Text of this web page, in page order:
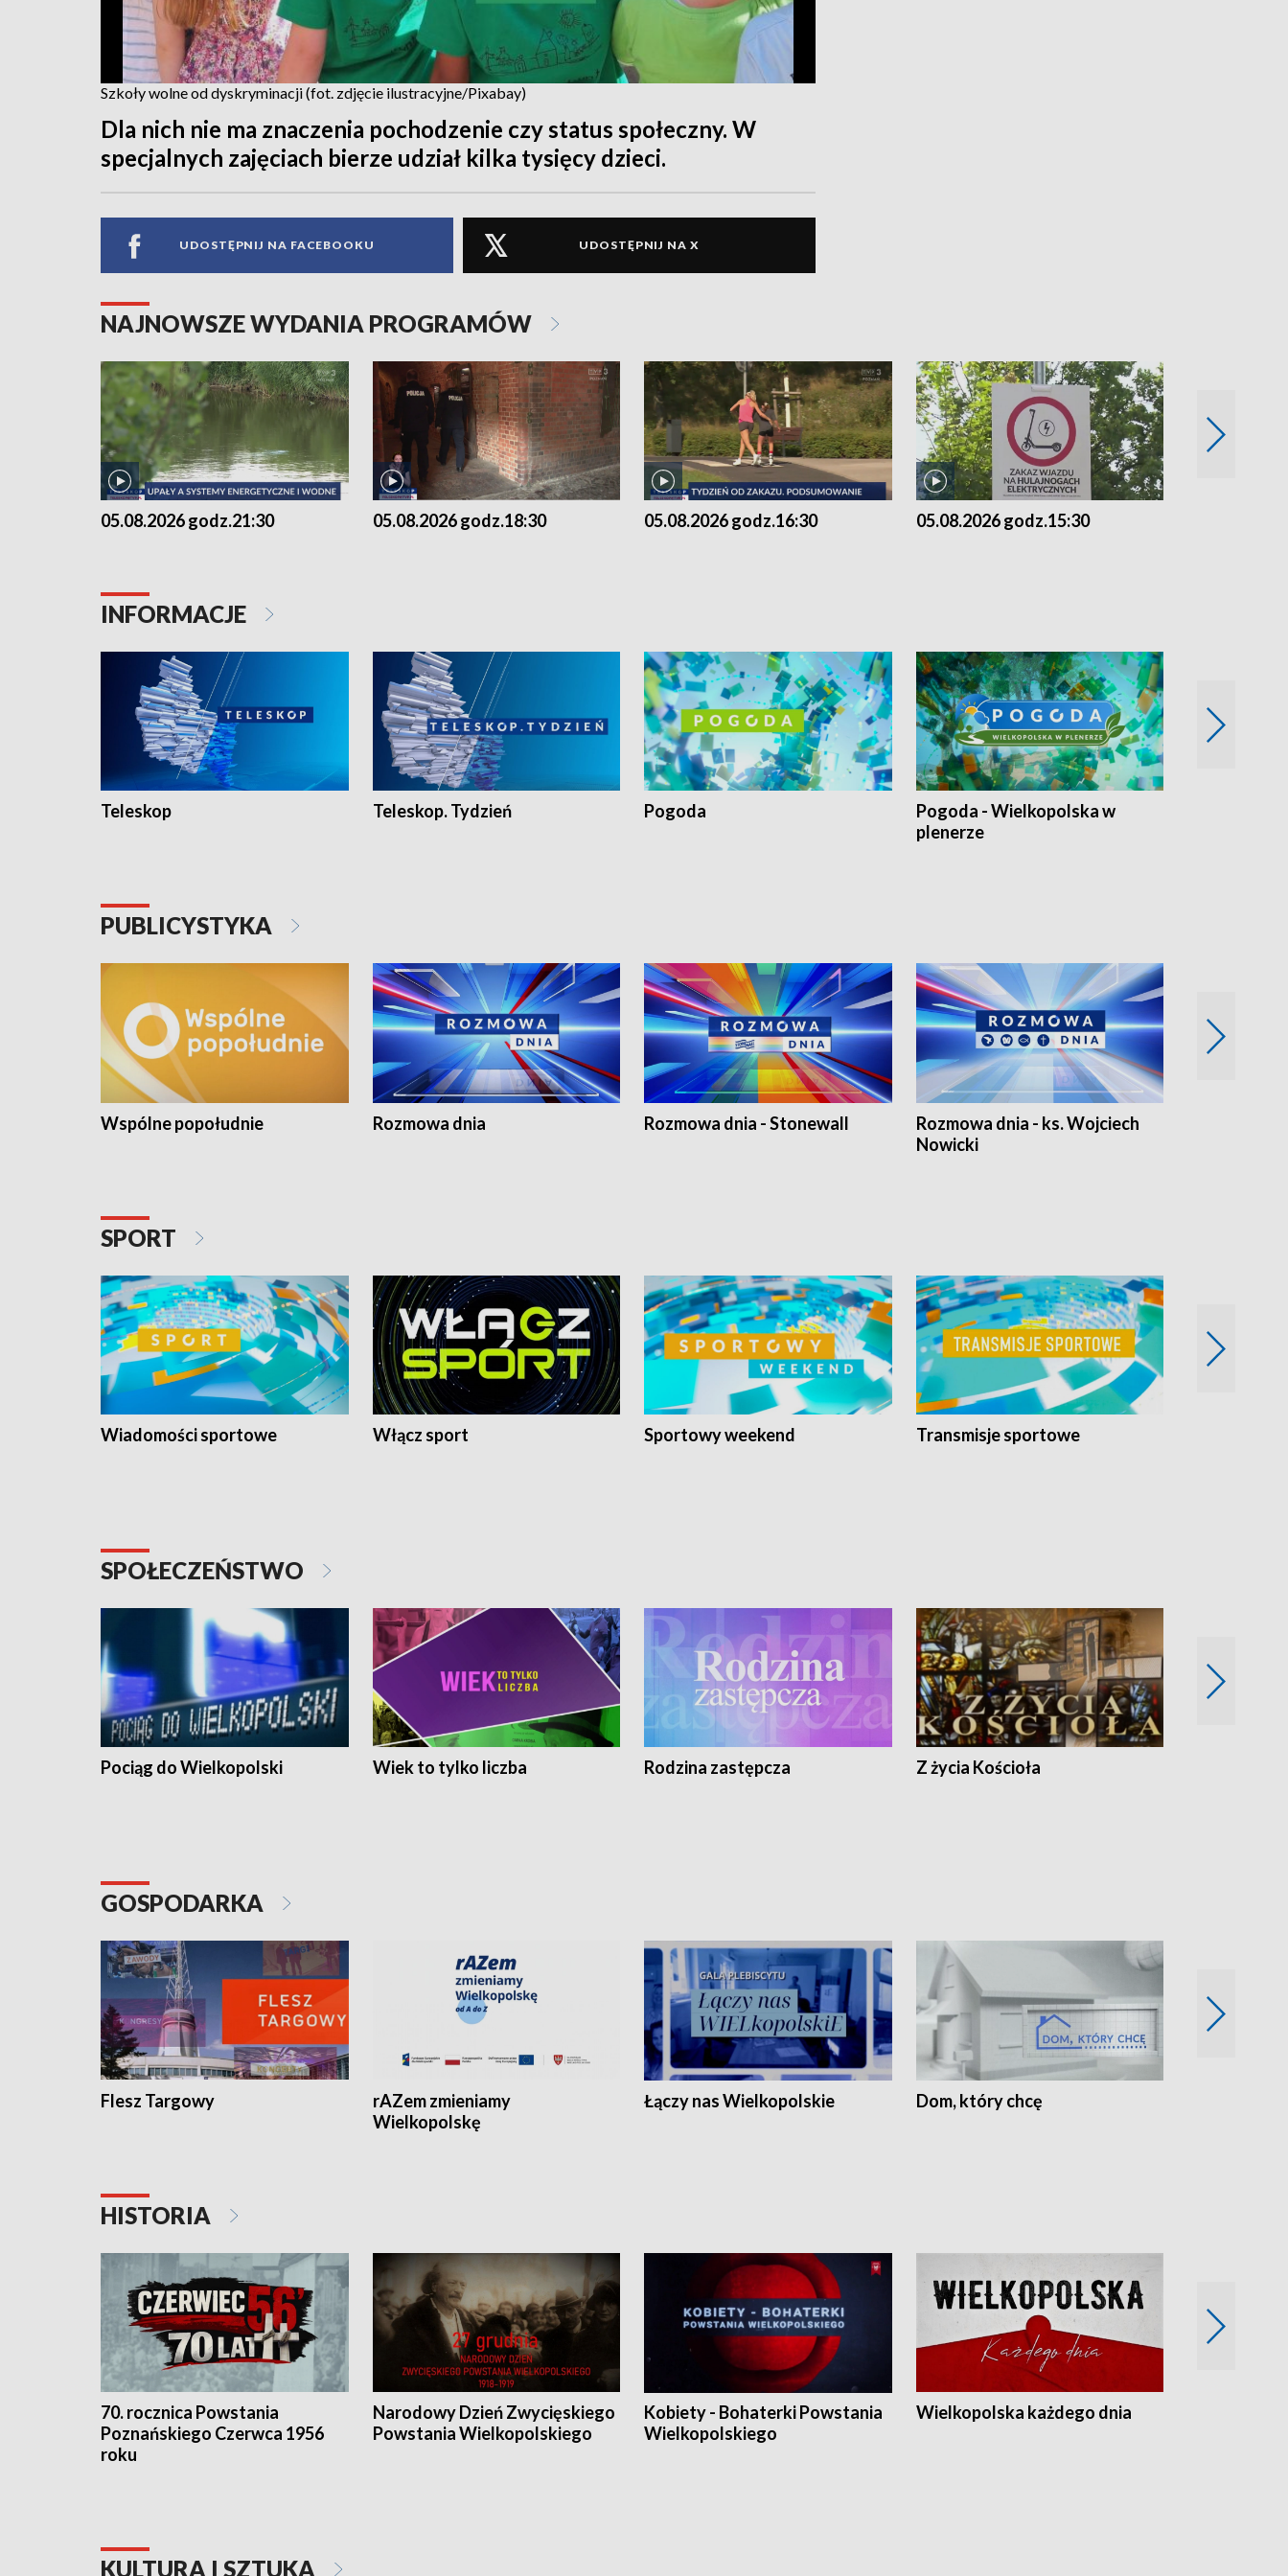
Szkoły wolne od dyskryminacji (fot. zdjęcie ilustracyjne/Pixabay)
Dla nich nie ma znaczenia pochodzenie czy status społeczny. W
specjalnych zajęciach bierze udział kilka tysięcy dzieci.
UDOSTĘPNIJ NA FACEBOOKU UDOSTĘPNIJ NA X
NAJNOWSZE WYDANIA PROGRAMÓW
05.08.2026 godz.21:30 05.08.2026 godz.18:30 05.08.2026 godz.16:30 05.08.2026 godz.15:30
INFORMACJE
Teleskop Teleskop. Tydzień Pogoda
Pogoda - Wielkopolska w
plenerze
PUBLICYSTYKA
Wspólne popołudnie Rozmowa dnia Rozmowa dnia - Stonewall
Rozmowa dnia - ks. Wojciech
Nowicki
SPORT
Wiadomości sportowe Włącz sport Sportowy weekend Transmisje sportowe
SPOŁECZEŃSTWO
Pociąg do Wielkopolski Wiek to tylko liczba Rodzina zastępcza Z życia Kościoła
GOSPODARKA
Flesz Targowy
rAZem zmieniamy
Wielkopolskę
Łączy nas Wielkopolskie Dom, który chcę
HISTORIA
70. rocznica Powstania
Poznańskiego Czerwca 1956
roku
Narodowy Dzień Zwycięskiego
Powstania Wielkopolskiego
Kobiety - Bohaterki Powstania
Wielkopolskiego
Wielkopolska każdego dnia
KULTURA I SZTUKA